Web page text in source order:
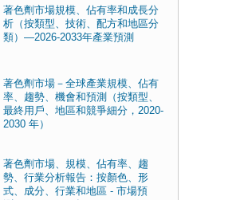
著色劑市場規模、佔有率和成長分
析（按類型、技術、配方和地區分
類）—2026-2033年產業預測
著色劑市場－全球產業規模、佔有
率、趨勢、機會和預測（按類型、
最終用戶、地區和競爭細分，2020-
2030 年）
著色劑市場、規模、佔有率、趨
勢、行業分析報告：按顏色、形
式、成分、行業和地區 - 市場預